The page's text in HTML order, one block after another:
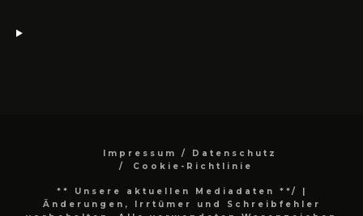
Impressum / Datenschutz
Cookie-Richtlinie
** Unsere aktuellen Mediadaten **/
|
Änderungen, Irrtümer und Schreibfehler